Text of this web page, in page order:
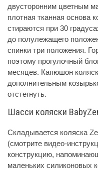
двусторонним цветным
плотная тканная основа
стираются при 30
до полулежащего
спинки три положения.
поэтому прогулочный
месяцев. Капюшон
дополнительным
отстегнуть.
Шасси коляски
Складывается коляска
(смотрите видео-
конструкцию,
маленьких силиконовых